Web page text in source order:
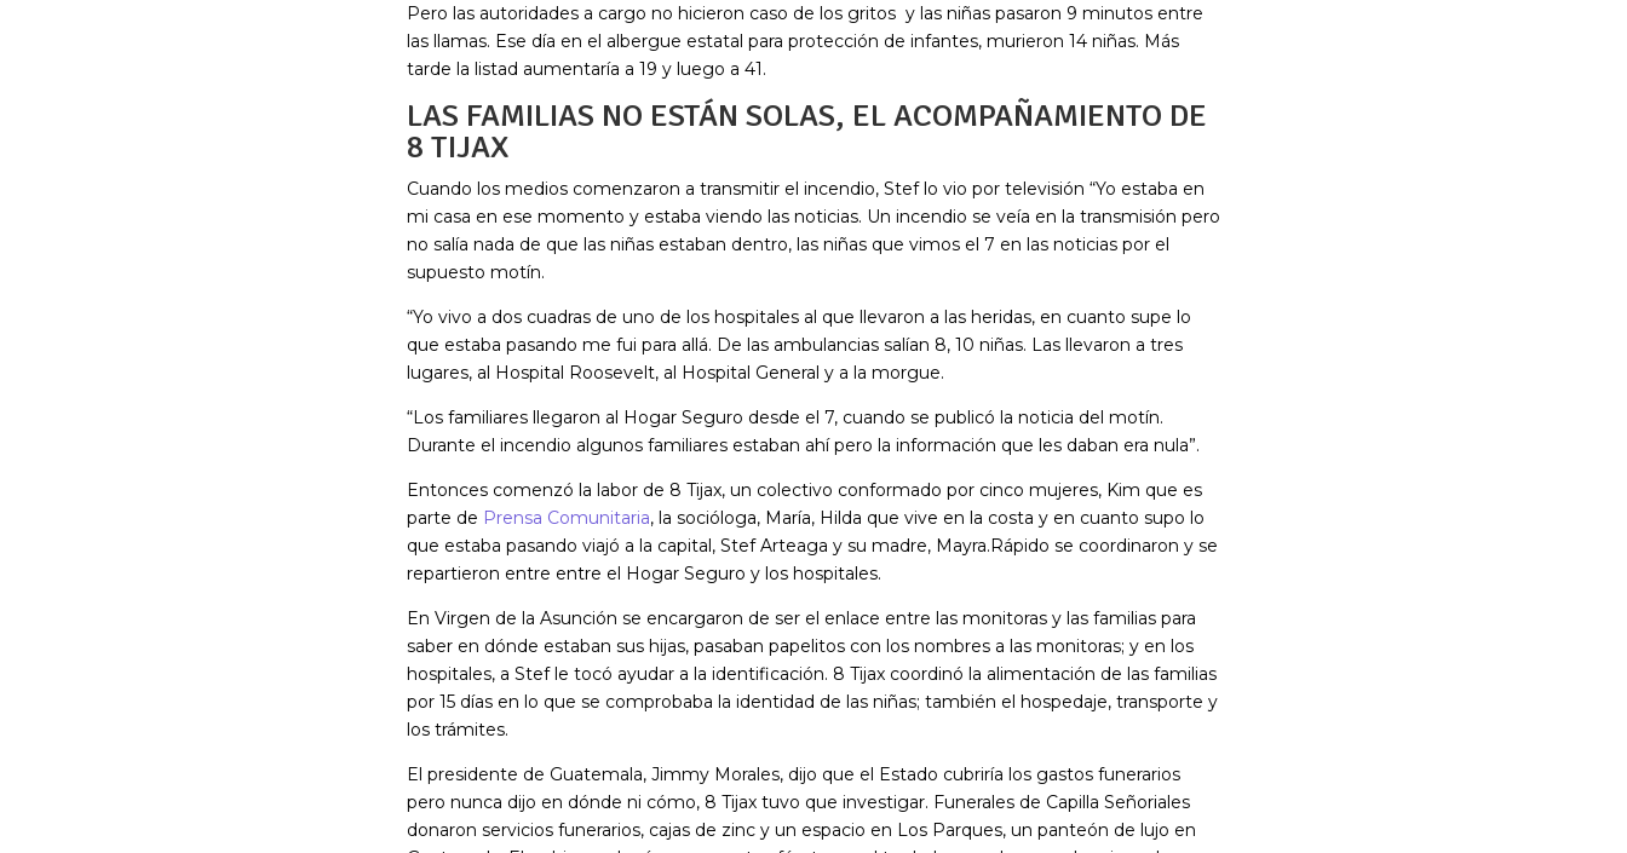
Pero las autoridades a cargo no hicieron caso de los gritos y las niñas pasaron 9 minutos entre
las llamas. Ese día en el albergue estatal para protección de infantes, murieron 14 niñas. Más
tarde la listad aumentaría a 19 y luego a 41.
LAS FAMILIAS NO ESTÁN SOLAS, EL ACOMPAÑAMIENTO DE
8 TIJAX
Cuando los medios comenzaron a transmitir el incendio, Stef lo vio por televisión “Yo estaba en
mi casa en ese momento y estaba viendo las noticias. Un incendio se veía en la transmisión pero
no salía nada de que las niñas estaban dentro, las niñas que vimos el 7 en las noticias por el
supuesto motín.
“Yo vivo a dos cuadras de uno de los hospitales al que llevaron a las heridas, en cuanto supe lo
que estaba pasando me fui para allá. De las ambulancias salían 8, 10 niñas. Las llevaron a tres
lugares, al Hospital Roosevelt, al Hospital General y a la morgue.
“Los familiares llegaron al Hogar Seguro desde el 7, cuando se publicó la noticia del motín.
Durante el incendio algunos familiares estaban ahí pero la información que les daban era nula”.
Entonces comenzó la labor de 8 Tijax, un colectivo conformado por cinco mujeres, Kim que es
parte de Prensa Comunitaria, la socióloga, María, Hilda que vive en la costa y en cuanto supo lo
que estaba pasando viajó a la capital, Stef Arteaga y su madre, Mayra.Rápido se coordinaron y se
repartieron entre entre el Hogar Seguro y los hospitales.
En Virgen de la Asunción se encargaron de ser el enlace entre las monitoras y las familias para
saber en dónde estaban sus hijas, pasaban papelitos con los nombres a las monitoras; y en los
hospitales, a Stef le tocó ayudar a la identificación. 8 Tijax coordinó la alimentación de las familias
por 15 días en lo que se comprobaba la identidad de las niñas; también el hospedaje, transporte y
los trámites.
El presidente de Guatemala, Jimmy Morales, dijo que el Estado cubriría los gastos funerarios
pero nunca dijo en dónde ni cómo, 8 Tijax tuvo que investigar. Funerales de Capilla Señoriales
donaron servicios funerarios, cajas de zinc y un espacio en Los Parques, un panteón de lujo en